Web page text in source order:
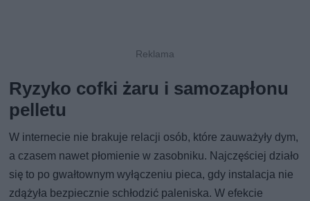
Ryzyko cofki żaru i samozapłonu
pelletu
W internecie nie brakuje relacji osób, które zauważyły dym,
a czasem nawet płomienie w zasobniku. Najczęściej działo
się to po gwałtownym wyłączeniu pieca, gdy instalacja nie
zdążyła bezpiecznie schłodzić paleniska. W efekcie